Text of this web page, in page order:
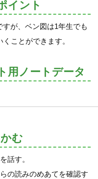
イント
が、ベン図は1年生でも
ことができます。
用ノートデータ
む
話す。
の読みのめあてを確認す